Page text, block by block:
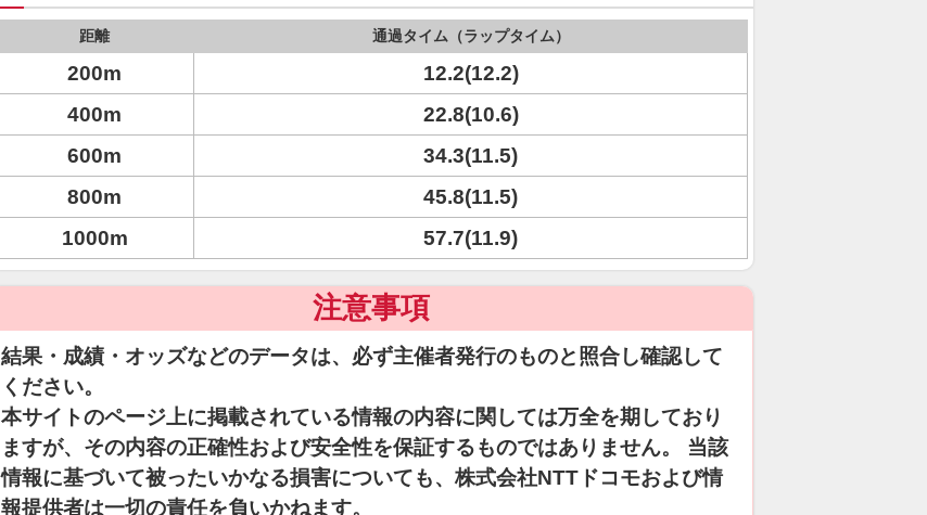
距離 通過タイム（ラップタイム）
200m
12.2(12.2)
400m
22.8(10.6)
600m
34.3(11.5)
800m
45.8(11.5)
1000m
57.7(11.9)
注意事項
結果・成績・オッズなどのデータは、必ず主催者発行のものと照合し確認して
ください。
本サイトのページ上に掲載されている情報の内容に関しては万全を期しており
ますが、その内容の正確性および安全性を保証するものではありません。 当該
情報に基づいて被ったいかなる損害についても、株式会社NTTドコモおよび情
報提供者は一切の責任を負いかねます。